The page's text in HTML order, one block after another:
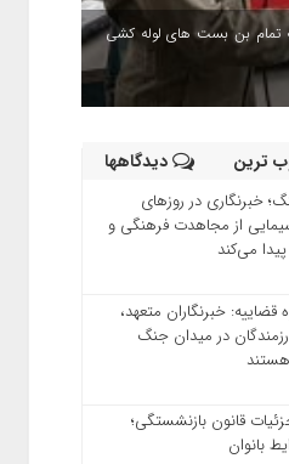
تمام بن بست های لوله کشی
ترین دیدگاهها
خبرنگاری در روزهای
از مجاهدت فرهنگی و
می‌کند
خبرنگاران متعهد،
در میدان جنگ
قانون بازنشستگی؛
بانوان